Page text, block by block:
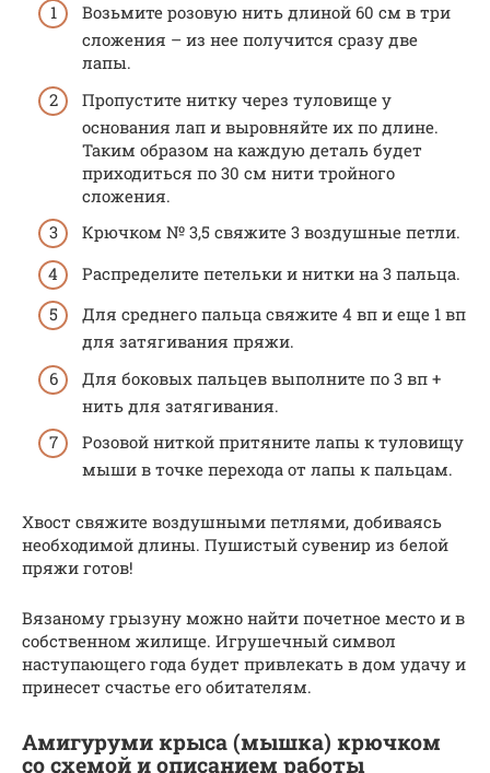
Возьмите розовую нить длиной 60 см в три
сложения – из нее получится сразу две
лапы.
Пропустите нитку через туловище у
основания лап и выровняйте их по длине.
Таким образом на каждую деталь будет
приходиться по 30 см нити тройного
сложения.
Крючком № 3,5 свяжите 3 воздушные петли.
Распределите петельки и нитки на 3 пальца.
Для среднего пальца свяжите 4 вп и еще 1 вп
для затягивания пряжи.
Для боковых пальцев выполните по 3 вп +
нить для затягивания.
Розовой ниткой притяните лапы к туловищу
мыши в точке перехода от лапы к пальцам.
Хвост свяжите воздушными петлями, добиваясь
необходимой длины. Пушистый сувенир из белой
пряжи готов!
Вязаному грызуну можно найти почетное место и в
собственном жилище. Игрушечный символ
наступающего года будет привлекать в дом удачу и
принесет счастье его обитателям.
Амигуруми крыса (мышка) крючком
со схемой и описанием работы